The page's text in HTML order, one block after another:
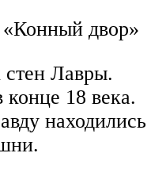
двор»
Лавры.
18 века.
находились